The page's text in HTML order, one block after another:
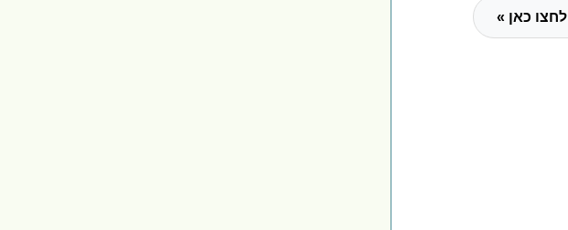
לחצו כאן »